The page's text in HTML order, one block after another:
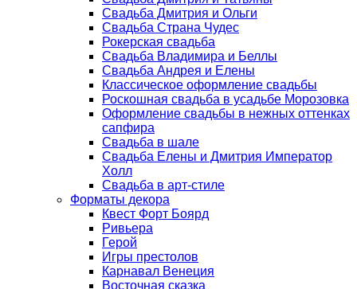
Свадьба Дмитрия и Ольги
Свадьба Страна Чудес
Рокерская свадьба
Свадьба Владимира и Беллы
Свадьба Андрея и Елены
Классическое оформление свадьбы
Роскошная свадьба в усадьбе Морозовка
Оформление свадьбы в нежных оттенках
сапфира
Свадьба в шале
Свадьба Елены и Дмитрия Император
Холл
Свадьба в арт-стиле
Форматы декора
Квест Форт Боярд
Ривьера
Герой
Игры престолов
Карнавал Венеция
Восточная сказка